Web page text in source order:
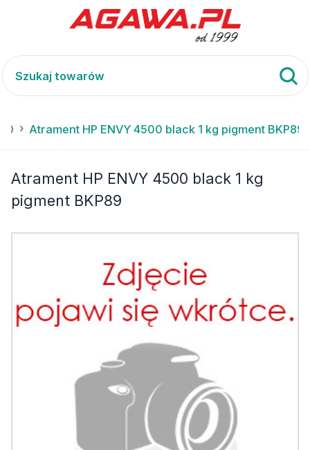
Atrament HP ENVY 4500 black 1 kg pigment BKP89
Atrament HP ENVY 4500 black 1 kg
pigment BKP89